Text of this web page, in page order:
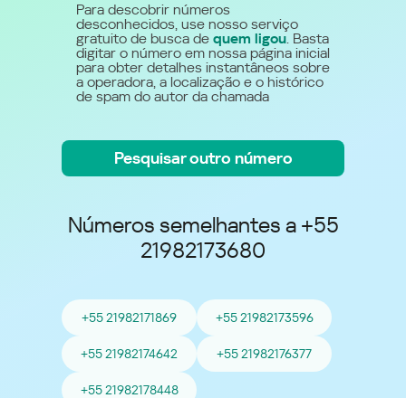
Para descobrir números
desconhecidos, use nosso serviço
gratuito de busca de quem ligou. Basta
digitar o número em nossa página inicial
para obter detalhes instantâneos sobre
a operadora, a localização e o histórico
de spam do autor da chamada
Pesquisar outro número
Números semelhantes a +55
21982173680
+55 21982171869 +55 21982173596
+55 21982174642 +55 21982176377
+55 21982178448